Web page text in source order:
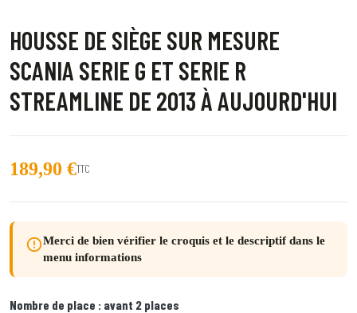
HOUSSE DE SIÈGE SUR MESURE
SCANIA SERIE G ET SERIE R
STREAMLINE DE 2013 À AUJOURD'HUI
189,90 €TTC
error_outlineMerci de bien vérifier le croquis et le descriptif dans le
menu informations
Nombre de place : avant 2 places